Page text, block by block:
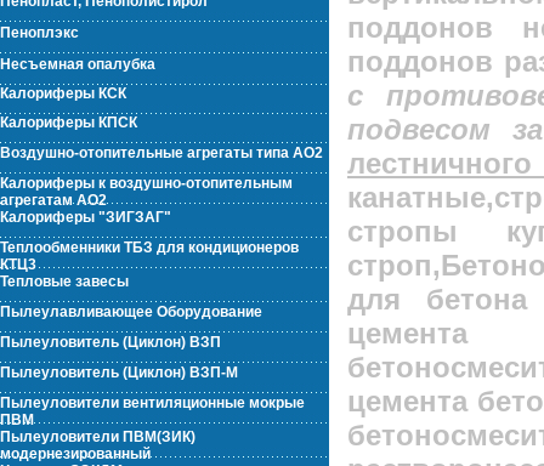
Пеноплэкс
Несъемная опалубка
Калориферы КСК
Калориферы КПСК
Воздушно-отопительные агрегаты типа АО2
Калориферы к воздушно-отопительным
агрегатам АО2
Калориферы "ЗИГЗАГ"
Теплообменники ТБЗ для кондиционеров
КТЦ3
Тепловые завесы
Пылеулавливающее Оборудование
Пылеуловитель (Циклон) ВЗП
Пылеуловитель (Циклон) ВЗП-М
Пылеуловители вентиляционные мокрые
ПВМ
Пылеуловители ПВМ(ЗИК)
модернезированный
поддонов
поддонов
с
подвесом
стропы
для бетона
цемента
цемента